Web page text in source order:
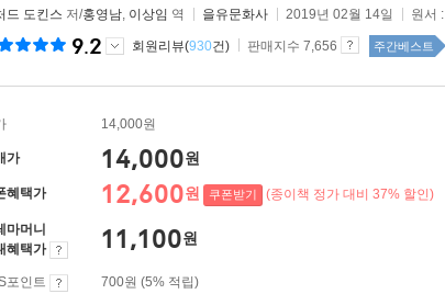
드 도킨스 저/홍영남, 이상임 역 을유문화사 2019년 02월 14일 원서 :
9.2 회원리뷰(930건) 판매지수 7,656 주간베스트
14,000원
가 14,000원
혜택가 12,600원 쿠폰받기 (종이책 정가 대비 37% 할인)
마머니
혜택가
11,100원
포인트
700원 (5% 적립)